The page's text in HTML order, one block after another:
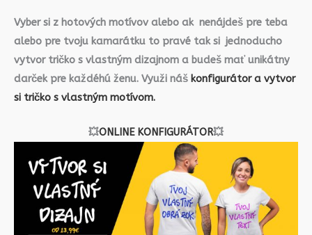
Vyber si z hotových motívov alebo ak nenájdeš pre teba
alebo pre tvoju kamarátku to pravé tak si jednoducho
vytvor tričko s vlastným dizajnom a budeš mať unikátny
darček pre každéhú ženu. Využi náš konfigurátor a vytvor
si tričko s vlastným motívom.
💥ONLINE KONFIGURÁTOR💥